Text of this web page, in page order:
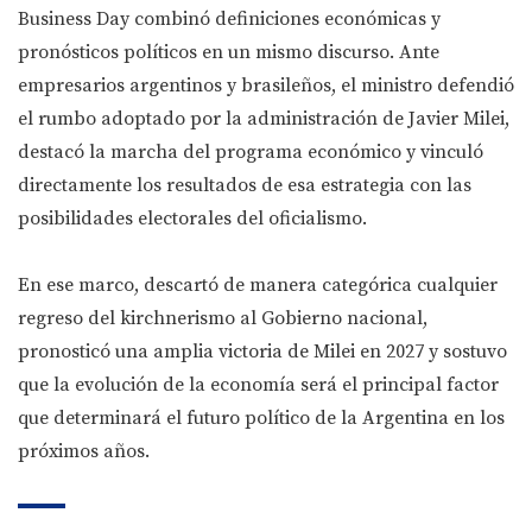
Business Day combinó definiciones económicas y
pronósticos políticos en un mismo discurso. Ante
empresarios argentinos y brasileños, el ministro defendió
el rumbo adoptado por la administración de Javier Milei,
destacó la marcha del programa económico y vinculó
directamente los resultados de esa estrategia con las
posibilidades electorales del oficialismo.
En ese marco, descartó de manera categórica cualquier
regreso del kirchnerismo al Gobierno nacional,
pronosticó una amplia victoria de Milei en 2027 y sostuvo
que la evolución de la economía será el principal factor
que determinará el futuro político de la Argentina en los
próximos años.